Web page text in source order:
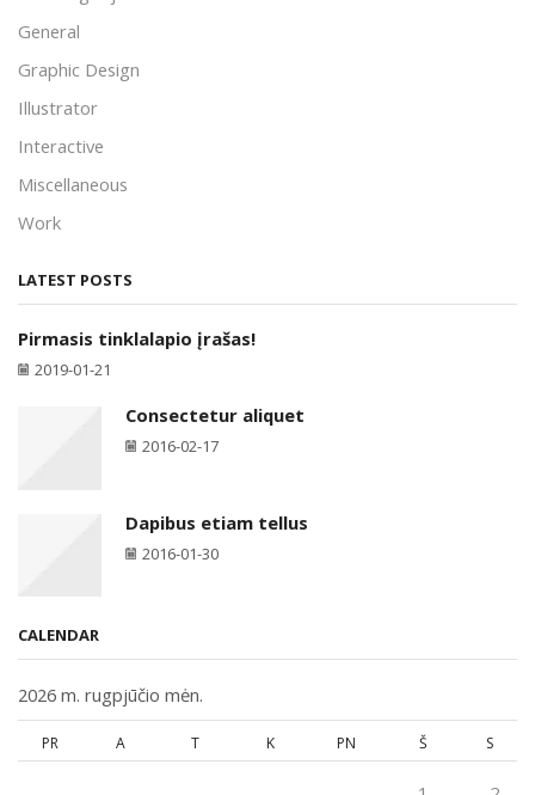
General
Graphic Design
Illustrator
Interactive
Miscellaneous
Work
LATEST POSTS
Pirmasis tinklalapio įrašas!
2019-01-21
Consectetur aliquet
2016-02-17
Dapibus etiam tellus
2016-01-30
CALENDAR
2026 m. rugpjūčio mėn.
PR A T K PN Š S